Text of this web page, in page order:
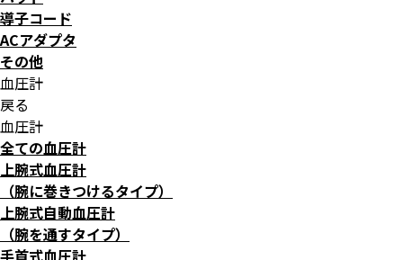
導子コード
ACアダプタ
その他
血圧計
戻る
血圧計
全ての血圧計
上腕式血圧計
（腕に巻きつけるタイプ）
上腕式自動血圧計
（腕を通すタイプ）
手首式血圧計